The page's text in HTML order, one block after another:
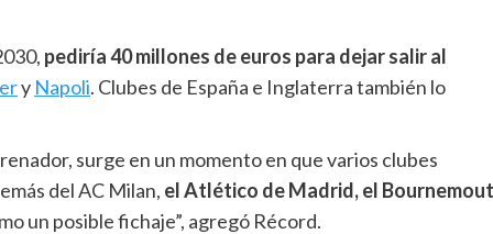
pediría 40 millones de euros para dejar salir al
y Napoli. Clubes de España e Inglaterra también lo
surge en un momento en que varios clubes
del AC Milan, el Atlético de Madrid, el
un posible fichaje”, agregó Récord.